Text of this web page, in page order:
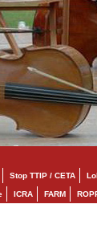
Stop TTIP / CETA
ICRA FARM